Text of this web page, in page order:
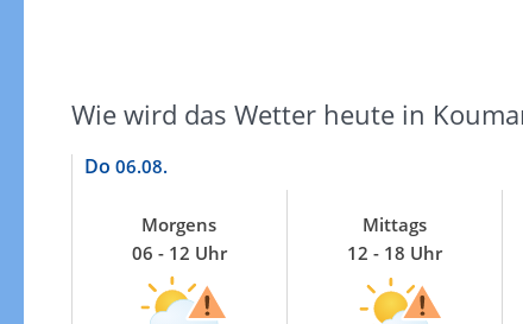
Wie wird das Wetter heute in
Do 06.08.
Morgens
06 - 12 Uhr
Mittags
12 - 18 Uhr
Zur Gewitterrisikokarte